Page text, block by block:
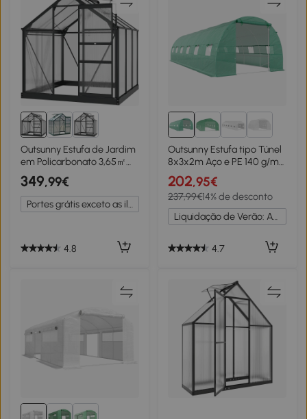
Outsunny Estufa de Jardim
em Policarbonato 3,65㎡
190x192x201 cm Resistente
Aos Raios UV Fundação
Reforçada Calha Cinza
349,99€
Portes grátis exceto as ilhas
4.8
Outsunny Estufa tipo Túnel
8x3x2m Aço e PE 140 g/m²
Estufa para Cultivo de
Plantas Tomates Verduras
com 12 Janelas e Porta
Enroláveis Verde
202,95€
237,99€14% de desconto
Liquidação de Verão: Até -20%
4.7